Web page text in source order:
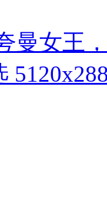
曼女王